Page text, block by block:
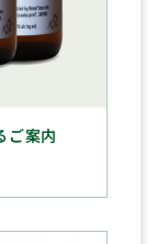
ご案内